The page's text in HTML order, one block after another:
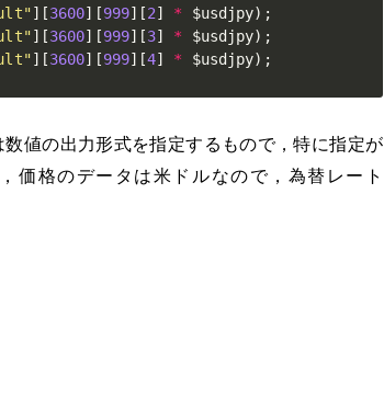
] [3600] [999] [2] * $usdjpy) ;
] [3600] [999] [3] * $usdjpy) ;
] [3600] [999] [4] * $usdjpy) ;
数値の出力形式を指定するもので，特に指定が
価格のデータは米ドルなので，為替レート